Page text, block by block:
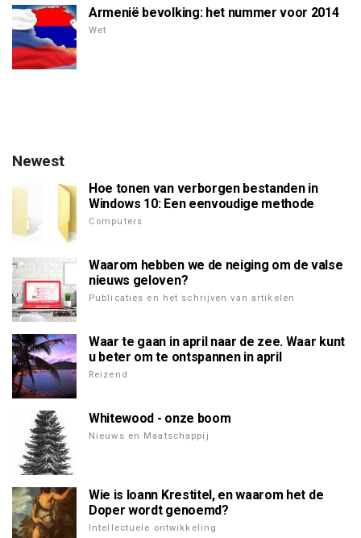
Armenië bevolking: het nummer voor 2014
Wet
Newest
Hoe tonen van verborgen bestanden in
Windows 10: Een eenvoudige methode
Computers
Waarom hebben we de neiging om de valse
nieuws geloven?
Publicaties en het schrijven van artikelen
Waar te gaan in april naar de zee. Waar kunt
u beter om te ontspannen in april
Reizend
Whitewood - onze boom
Nieuws en Maatschappij
Wie is Ioann Krestitel, en waarom het de
Doper wordt genoemd?
Intellectuele ontwikkeling